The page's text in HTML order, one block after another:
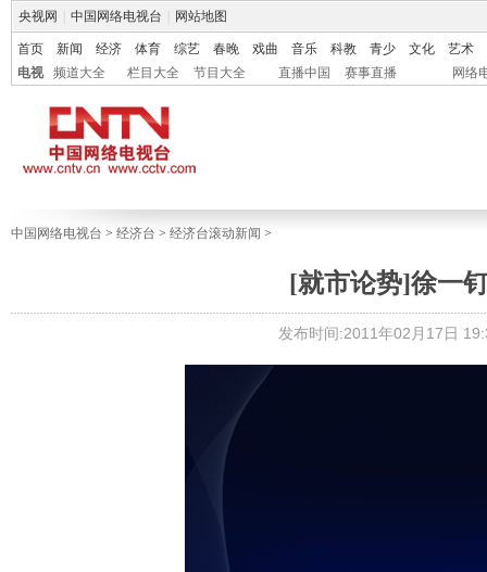
央视网 中国网络电视台 网站地图
首页 新闻 经济 体育 综艺 春晚 戏曲 音乐 科教 青少 文化
艺术
电视
频道大全 栏目大全 节目大全 直播中国 赛事直播 网络
中国网络电视台 > 经济台 > 经济台滚动新闻 >
[就市论势]徐一
发布时间:2011年02月17日